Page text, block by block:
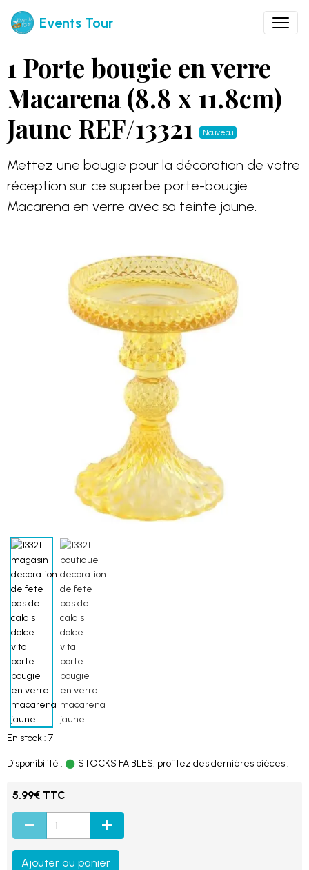
Events Tour
1 Porte bougie en verre
Macarena (8.8 x 11.8cm)
Jaune REF/13321
Nouveau
Mettez une bougie pour la décoration de votre
réception sur ce superbe porte-bougie
Macarena en verre avec sa teinte jaune.
En stock : 7
Disponibilité : STOCKS FAIBLES, profitez des dernières pièces !
5.99€ TTC
Ajouter au panier